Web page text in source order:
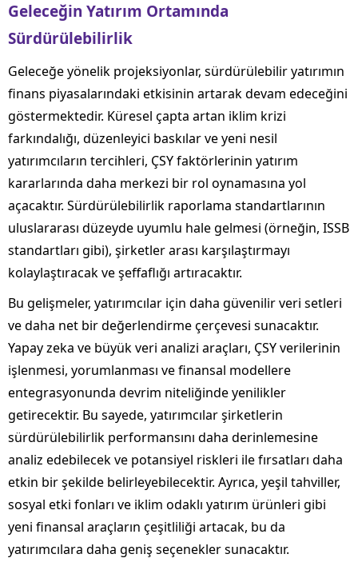
Geleceğin Yatırım Ortamında
Sürdürülebilirlik
Geleceğe yönelik projeksiyonlar, sürdürülebilir yatırımın
finans piyasalarındaki etkisinin artarak devam edeceğini
göstermektedir. Küresel çapta artan iklim krizi
farkındalığı, düzenleyici baskılar ve yeni nesil
yatırımcıların tercihleri, ÇSY faktörlerinin yatırım
kararlarında daha merkezi bir rol oynamasına yol
açacaktır. Sürdürülebilirlik raporlama standartlarının
uluslararası düzeyde uyumlu hale gelmesi (örneğin, ISSB
standartları gibi), şirketler arası karşılaştırmayı
kolaylaştıracak ve şeffaflığı artıracaktır.
Bu gelişmeler, yatırımcılar için daha güvenilir veri setleri
ve daha net bir değerlendirme çerçevesi sunacaktır.
Yapay zeka ve büyük veri analizi araçları, ÇSY verilerinin
işlenmesi, yorumlanması ve finansal modellere
entegrasyonunda devrim niteliğinde yenilikler
getirecektir. Bu sayede, yatırımcılar şirketlerin
sürdürülebilirlik performansını daha derinlemesine
analiz edebilecek ve potansiyel riskleri ile fırsatları daha
etkin bir şekilde belirleyebilecektir. Ayrıca, yeşil tahviller,
sosyal etki fonları ve iklim odaklı yatırım ürünleri gibi
yeni finansal araçların çeşitliliği artacak, bu da
yatırımcılara daha geniş seçenekler sunacaktır.